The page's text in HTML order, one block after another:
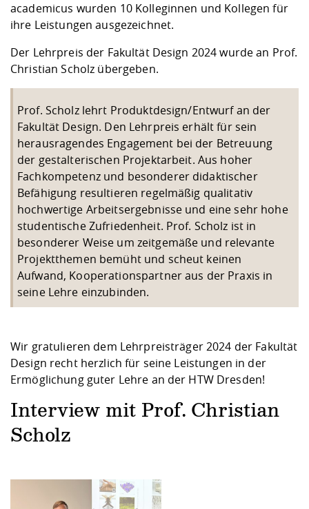
und Physik
Digitales Lernen
Fremdsprachen
Jobs, Praktika,
Lebenslagen
Studentenwerk
Angebote der
Arbeit
Career Service
Lehren,
Formulare und
Internationale
Kooperationen
Klimaschutz &
Förderverein
Informatik/
Landbau/
Maschinenbau
Angebote für Unternehmen
Kontakt und Anfahrt
academicus wurden 10 Kolleginnen und Kollegen für
ihre Leistungen ausgezeichnet.
Der Lehrpreis der Fakultät Design 2024 wurde an Prof.
Christian Scholz übergeben.
Prof. Scholz lehrt Produktdesign/Entwurf an der
Fakultät Design. Den Lehrpreis erhält für sein
herausragendes Engagement bei der Betreuung
der gestalterischen Projektarbeit. Aus hoher
Fachkompetenz und besonderer didaktischer
Befähigung resultieren regelmäßig qualitativ
hochwertige Arbeitsergebnisse und eine sehr hohe
studentische Zufriedenheit. Prof. Scholz ist in
besonderer Weise um zeitgemäße und relevante
Projektthemen bemüht und scheut keinen
Aufwand, Kooperationspartner aus der Praxis in
seine Lehre einzubinden.
Wir gratulieren dem Lehrpreisträger 2024 der Fakultät
Design recht herzlich für seine Leistungen in der
Ermöglichung guter Lehre an der HTW Dresden!
Interview mit Prof. Christian
Scholz